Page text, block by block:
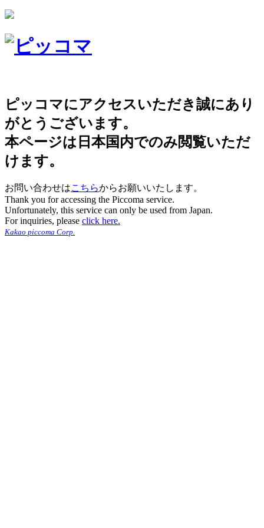
ピッコマにアクセスいただき誠にあり
がとうございます。
本ページは日本国内でのみ閲覧いただ
けます。
お問い合わせはこちらからお願いいたします。
Thank you for accessing the Piccoma service.
Unfortunately, this service can only be used from Japan.
For inquiries, please click here.
Kakao piccoma Corp.